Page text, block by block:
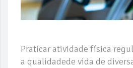
Praticar atividade física
a qualidadede vida de